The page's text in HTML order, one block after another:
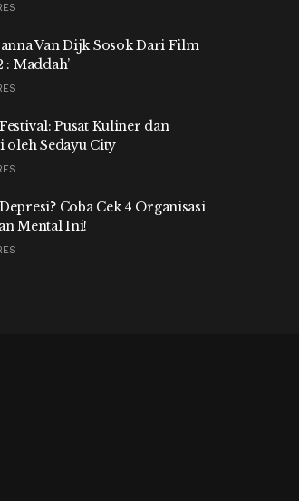
Van Dijk Sosok Dari Film
: Maddah’
Pusat Kuliner dan
oleh Sedayu City
Coba Cek 4 Organisasi
Mental Ini!